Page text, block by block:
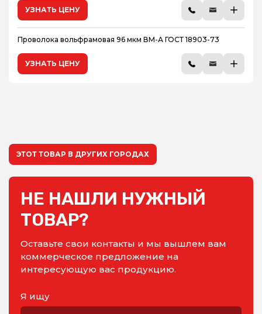
УЗНАТЬ ЦЕНУ
Проволока вольфрамовая 96 мкм ВМ-А ГОСТ 18903-73
УЗНАТЬ ЦЕНУ
ЭТОТ ТОВАР В ДРУГИХ ГОРОДАХ
НЕ НАШЛИ НУЖНЫЙ
ТОВАР?
Оставьте свои контакты и мы вышлем вам
коммерческое предложение на
интересующую вас продукцию.
Я ищу